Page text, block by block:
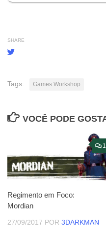
SHARE
Tags: Games Workshop
VOCÊ PODE
1
Regimento em Foco:
Mordian
27/09/2017 POR 3DARKMAN